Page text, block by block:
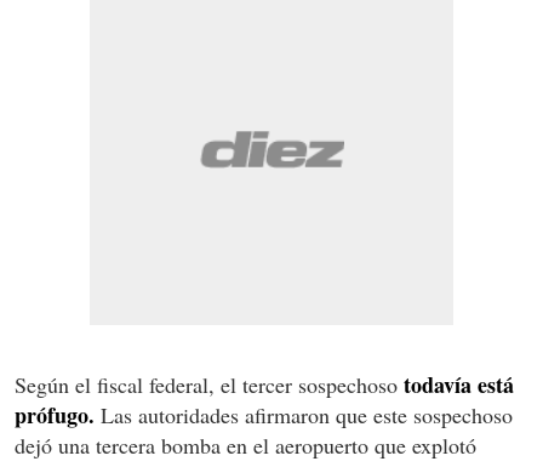
Según el fiscal federal, el tercer sospechoso todavía está
prófugo. Las autoridades afirmaron que este sospechoso
dejó una tercera bomba en el aeropuerto que explotó